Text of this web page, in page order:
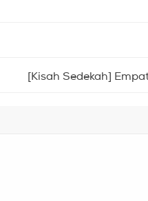
[Kisah Sedekah]